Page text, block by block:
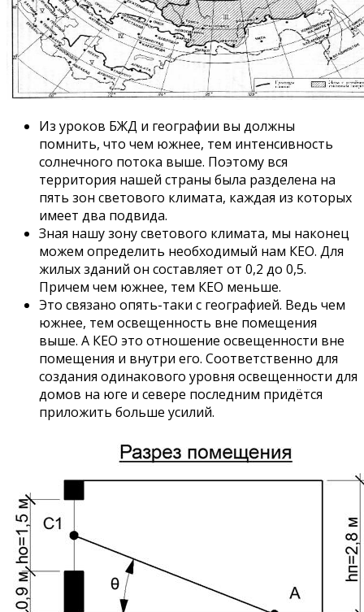
Из уроков БЖД и географии вы должны
помнить, что чем южнее, тем интенсивность
солнечного потока выше. Поэтому вся
территория нашей страны была разделена на
пять зон светового климата, каждая из которых
имеет два подвида.
Зная нашу зону светового климата, мы наконец
можем определить необходимый нам КЕО. Для
жилых зданий он составляет от 0,2 до 0,5.
Причем чем южнее, тем КЕО меньше.
Это связано опять-таки с географией. Ведь чем
южнее, тем освещенность вне помещения
выше. А КЕО это отношение освещенности вне
помещения и внутри его. Соответственно для
создания одинакового уровня освещенности для
домов на юге и севере последним придётся
приложить больше усилий.